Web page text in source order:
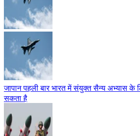
जापान पहली बार भारत में संयुक्त सैन्य अभ्यास के
सकता है